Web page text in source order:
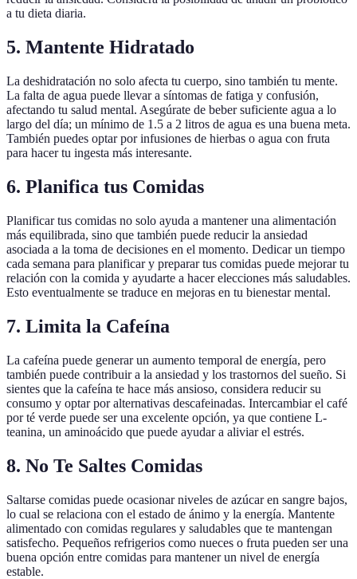
a tu dieta diaria.
5. Mantente Hidratado
La deshidratación no solo afecta tu cuerpo, sino también tu mente.
La falta de agua puede llevar a síntomas de fatiga y confusión,
afectando tu salud mental. Asegúrate de beber suficiente agua a lo
largo del día; un mínimo de 1.5 a 2 litros de agua es una buena meta.
También puedes optar por infusiones de hierbas o agua con fruta
para hacer tu ingesta más interesante.
6. Planifica tus Comidas
Planificar tus comidas no solo ayuda a mantener una alimentación
más equilibrada, sino que también puede reducir la ansiedad
asociada a la toma de decisiones en el momento. Dedicar un tiempo
cada semana para planificar y preparar tus comidas puede mejorar tu
relación con la comida y ayudarte a hacer elecciones más saludables.
Esto eventualmente se traduce en mejoras en tu bienestar mental.
7. Limita la Cafeína
La cafeína puede generar un aumento temporal de energía, pero
también puede contribuir a la ansiedad y los trastornos del sueño. Si
sientes que la cafeína te hace más ansioso, considera reducir su
consumo y optar por alternativas descafeinadas. Intercambiar el café
por té verde puede ser una excelente opción, ya que contiene L-
teanina, un aminoácido que puede ayudar a aliviar el estrés.
8. No Te Saltes Comidas
Saltarse comidas puede ocasionar niveles de azúcar en sangre bajos,
lo cual se relaciona con el estado de ánimo y la energía. Mantente
alimentado con comidas regulares y saludables que te mantengan
satisfecho. Pequeños refrigerios como nueces o fruta pueden ser una
buena opción entre comidas para mantener un nivel de energía
estable.